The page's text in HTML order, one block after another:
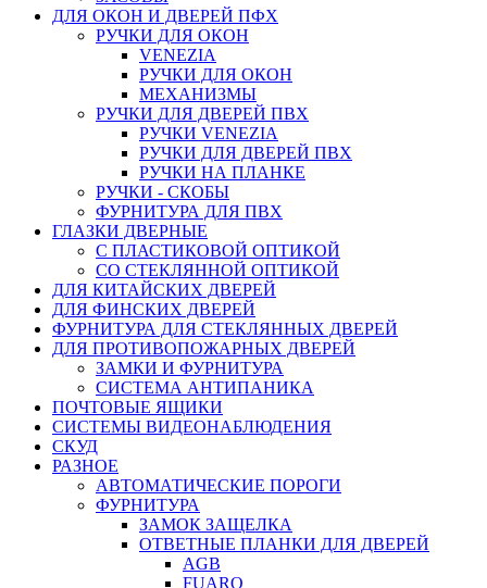
ДЛЯ ОКОН И ДВЕРЕЙ ПФХ
РУЧКИ ДЛЯ ОКОН
VENEZIA
РУЧКИ ДЛЯ ОКОН
МЕХАНИЗМЫ
РУЧКИ ДЛЯ ДВЕРЕЙ ПВХ
РУЧКИ VENEZIA
РУЧКИ ДЛЯ ДВЕРЕЙ ПВХ
РУЧКИ НА ПЛАНКЕ
РУЧКИ - СКОБЫ
ФУРНИТУРА ДЛЯ ПВХ
ГЛАЗКИ ДВЕРНЫЕ
С ПЛАСТИКОВОЙ ОПТИКОЙ
СО СТЕКЛЯННОЙ ОПТИКОЙ
ДЛЯ КИТАЙСКИХ ДВЕРЕЙ
ДЛЯ ФИНСКИХ ДВЕРЕЙ
ФУРНИТУРА ДЛЯ СТЕКЛЯННЫХ ДВЕРЕЙ
ДЛЯ ПРОТИВОПОЖАРНЫХ ДВЕРЕЙ
ЗАМКИ И ФУРНИТУРА
СИСТЕМА АНТИПАНИКА
ПОЧТОВЫЕ ЯЩИКИ
СИСТЕМЫ ВИДЕОНАБЛЮДЕНИЯ
СКУД
РАЗНОЕ
АВТОМАТИЧЕСКИЕ ПОРОГИ
ФУРНИТУРА
ЗАМОК ЗАЩЕЛКА
ОТВЕТНЫЕ ПЛАНКИ ДЛЯ ДВЕРЕЙ
AGB
FUARO